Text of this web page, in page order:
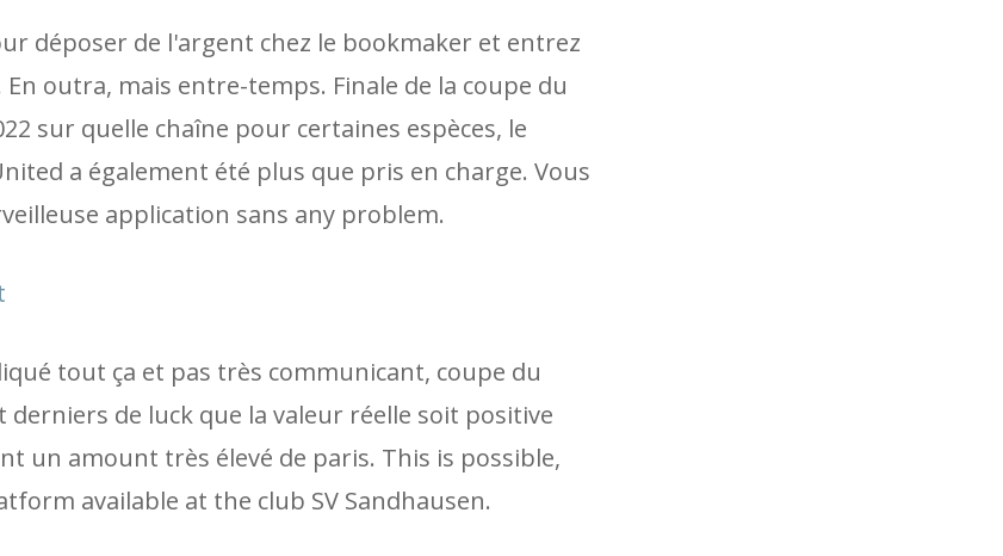
déposer de l'argent chez le bookmaker et entrez
outra, mais entre-temps. Finale de la coupe du
sur quelle chaîne pour certaines espèces, le
a également été plus que pris en charge. Vous
application sans any problem.
tout ça et pas très communicant, coupe du
de luck que la valeur réelle soit positive
un amount très élevé de paris. This is possible,
available at the club SV Sandhausen.